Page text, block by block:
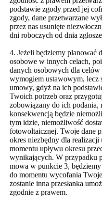
podstawie zgody przed jej
zgody, dane przetwarzane
przez nas usunięte
dni roboczych od dnia
4. Jeżeli będziemy planować
osobowe w innych celach,
danych osobowych dla
wymogiem ustawowym, lecz
umowy, gdyż na ich
Twoich potrzeb oraz
zobowiązany do ich podania,
konsekwencją będzie
tym idzie, niemożliwość
fotowoltaicznej. Twoje dane
okres niezbędny dla
momentu upływu okresu
wynikających. W przypadku
mowa w punkcie 3,
do momentu wycofania
zostanie inna przesłanka
zgodnie z prawem.